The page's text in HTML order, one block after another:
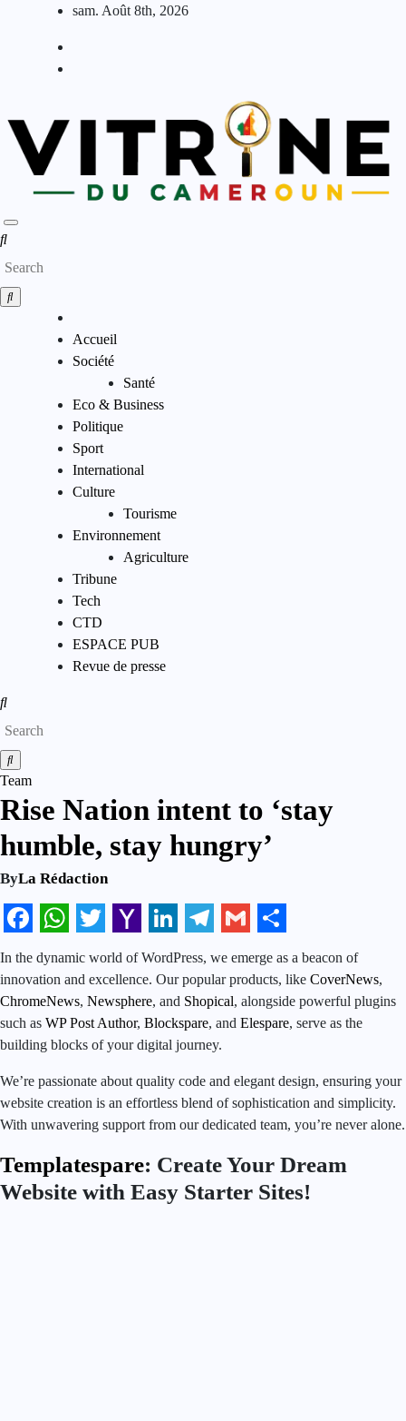
sam. Août 8th, 2026
Accueil
Société
Santé
Eco & Business
Politique
Sport
International
Culture
Tourisme
Environnement
Agriculture
Tribune
Tech
CTD
ESPACE PUB
Revue de presse
Team
Rise Nation intent to ‘stay
humble, stay hungry’
ByLa Rédaction
Facebook
WhatsApp
Twitter
Yahoo
Mail
LinkedIn
Telegram
Gmail
Share
In the dynamic world of WordPress, we emerge as a beacon of
innovation and excellence. Our popular products, like CoverNews,
ChromeNews, Newsphere, and Shopical, alongside powerful plugins
such as WP Post Author, Blockspare, and Elespare, serve as the
building blocks of your digital journey.
We’re passionate about quality code and elegant design, ensuring your
website creation is an effortless blend of sophistication and simplicity.
With unwavering support from our dedicated team, you’re never alone.
Templatespare: Create Your Dream
Website with Easy Starter Sites!